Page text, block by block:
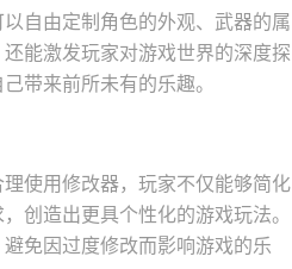
自由定制角色的外观、武器的属
能激发玩家对游戏世界的深度探
带来前所未有的乐趣。
使用修改器，玩家不仅能够简化
创造出更具个性化的游戏玩法。
免因过度修改而影响游戏的乐